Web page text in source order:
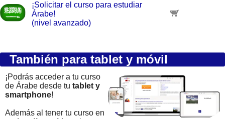
¡Solicitar el curso para estudiar
Árabe!
(nivel avanzado)
También para tablet y móvil
¡Podrás acceder a tu curso
de Árabe desde tu tablet y
smartphone!
Además al tener tu curso en